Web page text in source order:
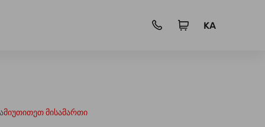
KA
მიუთითეთ მისამართი